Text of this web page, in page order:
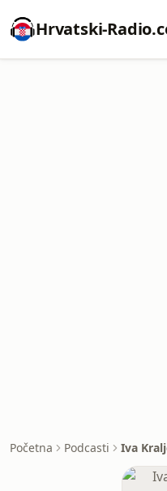
Hrvatski-
Početna Podcasti Iva